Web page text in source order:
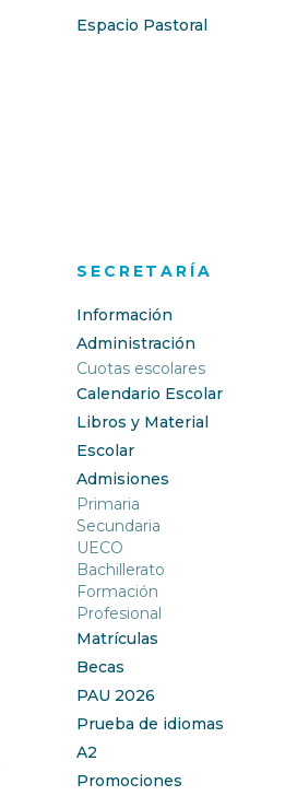
Espacio Pastoral
SECRETARÍA
Información
Administración
Cuotas escolares
Calendario Escolar
Libros y Material
Escolar
Admisiones
Primaria
Secundaria
UECO
Bachillerato
Formación
Profesional
Matrículas
Becas
PAU 2026
Prueba de idiomas
A2
Promociones